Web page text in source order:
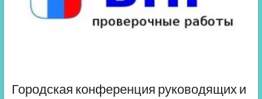
Городская конференция руководящих и